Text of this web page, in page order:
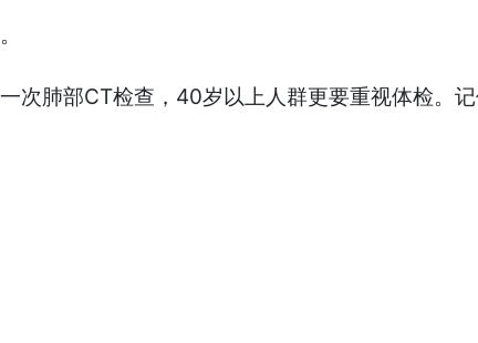
次肺部CT检查，40岁以上人群更要重视体检。